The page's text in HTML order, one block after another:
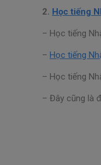
2. Học tiếng
– Học tiếng
– Học tiếng
– Học tiếng
– Đây cũng là